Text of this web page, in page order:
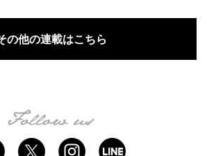
の他の連載はこちら